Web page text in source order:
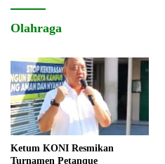
Olahraga
Ketum KONI Resmikan
Turnamen Petanque